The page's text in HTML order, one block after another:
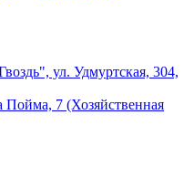
ул. Удмуртская, 304,
Пойма, 7 (Хозяйственная